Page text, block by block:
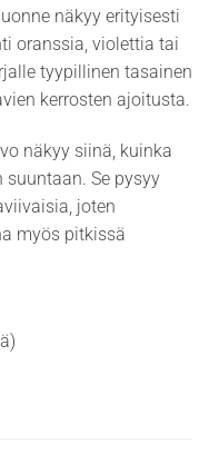
näkyy erityisesti
oranssia, violettia tai
tyypillinen tasainen
kerrosten ajoitusta.
näkyy siinä, kuinka
Se pysyy
joten
myös pitkissä